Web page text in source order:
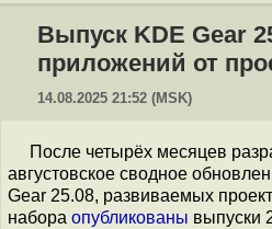
Выпуск KDE Gear
приложений от
14.08.2025 21:52 (MSK)
После четырёх месяцев
августовское сводное
Gear 25.08, развиваемых
набора опубликованы выпуски